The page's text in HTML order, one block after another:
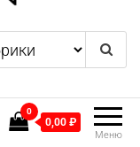
в
предложения
монтажа, а также
профилям и
из алюминия.
Меню
0
0,00 ₽